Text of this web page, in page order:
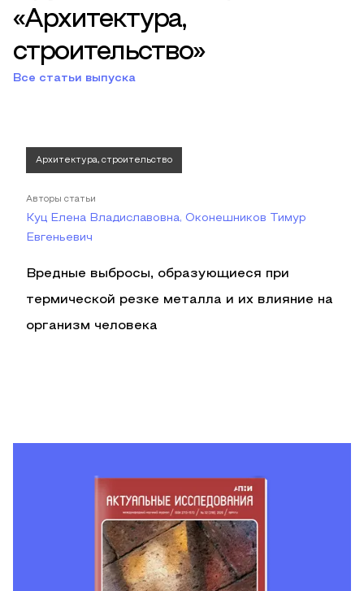
«Архитектура,
строительство»
Все статьи выпуска
Архитектура, строительство
Авторы статьи
Куц Елена Владиславовна, Оконешников Тимур
Евгеньевич
Вредные выбросы, образующиеся при
термической резке металла и их влияние на
организм человека